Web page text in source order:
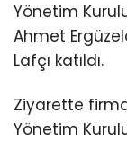
Yönetim
Ahmet
Lafçı katıldı.
Ziyarette
Yönetim